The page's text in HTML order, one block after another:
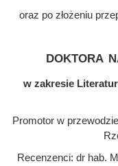
oraz po złożeniu
doktora
w zakresie
Promotor w
Recenzenci: dr hab.